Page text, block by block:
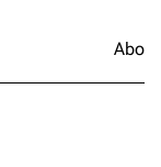
Abo